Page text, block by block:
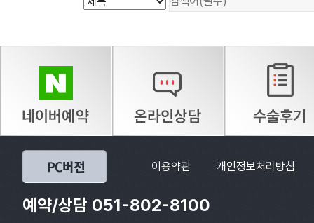
이용약관 개인정보처리방침
예약/상담 051-802-8100